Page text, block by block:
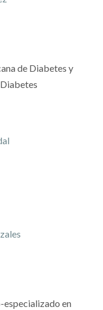
de Diabetes y
especializado en